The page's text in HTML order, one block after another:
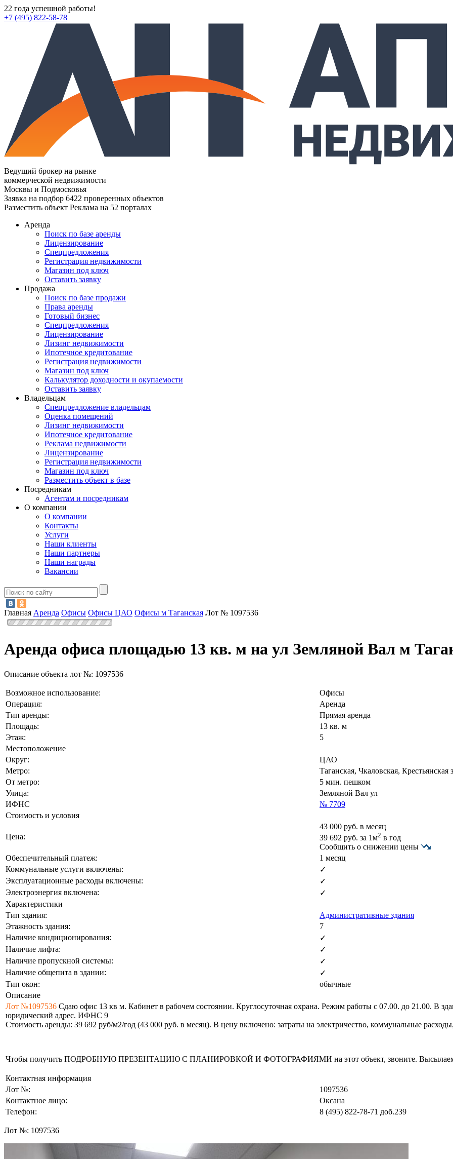
22 года успешной работы!
+7 (495) 822-58-78
Ведущий брокер на рынке
коммерческой недвижимости
Москвы и Подмосковья
Заявка на подбор 6422 проверенных объектов
Разместить объект Реклама на 52 порталах
Аренда
Поиск по базе аренды
Лицензирование
Спецпредложения
Регистрация недвижимости
Магазин под ключ
Оставить заявку
Продажа
Поиск по базе продажи
Права аренды
Готовый бизнес
Спецпредложения
Лицензирование
Лизинг недвижимости
Ипотечное кредитование
Регистрация недвижимости
Магазин под ключ
Калькулятор доходности и окупаемости
Оставить заявку
Владельцам
Спецпредложение владельцам
Оценка помещений
Лизинг недвижимости
Ипотечное кредитование
Реклама недвижимости
Лицензирование
Регистрация недвижимости
Магазин под ключ
Разместить объект в базе
Посредникам
Агентам и посредникам
О компании
О компании
Контакты
Услуги
Наши клиенты
Наши партнеры
Наши награды
Вакансии
Главная Аренда Офисы Офисы ЦАО Офисы м Таганская Лот № 1097536
Аренда офиса площадью 13 кв. м на ул Земляной Вал м
Описание объекта лот №: 1097536
Возможное использование:
Офисы
Операция:
Аренда
Тип аренды:
Прямая аренда
Площадь:
13 кв. м
Этаж:
5
Местоположение
Округ:
ЦАО
Метро:
Таганская, Чкаловская, Крестьянская
От метро:
5 мин. пешком
Улица:
Земляной Вал ул
ИФНС
№ 7709
Стоимость и условия
Цена:
43 000 руб. в месяц
39 692 руб. за 1м2 в год
Сообщить о снижении цены
Обеспечительный платеж:
1 месяц
Коммунальные услуги включены:
✓
Эксплуатационные расходы включены:
✓
Электроэнергия включена:
✓
Характеристики
Тип здания:
Административные здания
Этажность здания:
7
Наличие кондиционирования:
✓
Наличие лифта:
✓
Наличие пропускной системы:
✓
Наличие общепита в здании:
✓
Тип окон:
обычные
Описание
Лот №1097536 Сдаю офис 13 кв м. Кабинет в рабочем состоянии. Круглосуточная охрана. Режим работы с 07.00. до 21.00. В
юридический адрес. ИФНС 9
Стоимость аренды: 39 692 руб/м2/год (43 000 руб. в месяц). В цену включено: затраты на электричество, коммунальные
Чтобы получить ПОДРОБНУЮ ПРЕЗЕНТАЦИЮ С ПЛАНИРОВКОЙ И ФОТОГРАФИЯМИ на этот объект, звоните. Высылаем в
Контактная информация
Лот №:
1097536
Контактное лицо:
Оксана
Телефон:
8 (495) 822-78-71 доб.239
Лот №: 1097536